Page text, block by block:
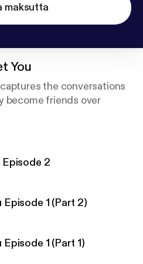
maksutta
You
the conversations
become friends over
2
Episode 1 (Part 2)
1 (Part 1)